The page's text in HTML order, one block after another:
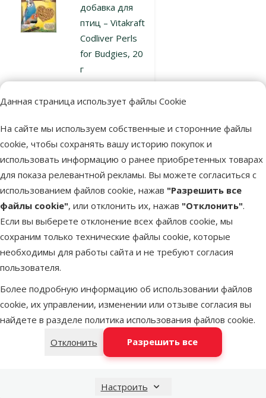
Данная страница использует файлы Cookie
На сайте мы используем собственные и сторонние файлы
cookie, чтобы сохранять вашу историю покупок и
использовать информацию о ранее приобретенных товарах
для показа релевантной рекламы. Вы можете согласиться с
использованием файлов cookie, нажав "Разрешить все
файлы cookie", или отклонить их, нажав "Отклонить".
Если вы выберете отклонение всех файлов cookie, мы
сохраним только технические файлы cookie, которые
необходимы для работы сайта и не требуют согласия
пользователя.
Более подробную информацию об использовании файлов
cookie, их управлении, изменении или отзыве согласия вы
найдете в разделе политика использования файлов cookie.
Отклонить
Разрешить все
Настроить
добавка для
птиц – Vitakraft
Codliver Perls
for Budgies, 20
г
В наличии В корзину
Витамины для
птиц и других
животных –
Avifood
Palmgloss, 100
Оценка 0%
Цена
45,99 €
В наличии
Бесплатная
Уголь для птиц